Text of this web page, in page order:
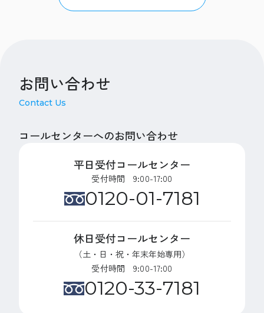
お問い合わせ
Contact Us
コールセンターへのお問い合わせ
平日受付コールセンター
受付時間 9:00-17:00
0120-01-7181
休日受付コールセンター
（土・日・祝・年末年始専用）
受付時間 9:00-17:00
0120-33-7181